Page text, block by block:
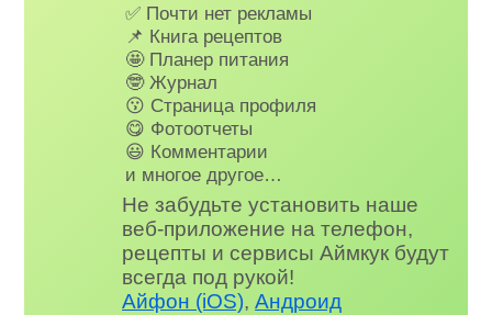
✅ Почти нет рекламы
📌 Книга рецептов
🤩 Планер питания
🤓 Журнал
😗 Страница профиля
😋 Фотоотчеты
😃 Комментарии
и многое другое…
Не забудьте установить наше
веб-приложение на телефон,
рецепты и сервисы Аймкук будут
всегда под рукой!
Айфон (iOS),Андроид